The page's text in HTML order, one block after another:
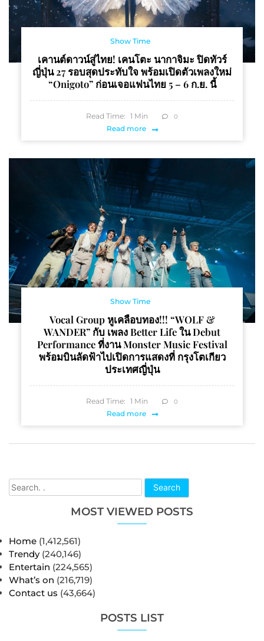
Search
MOST VIEWED POSTS
Home (1,412,561)
Trendy (240,146)
Entertain (224,565)
What’s on (216,719)
Contact us (43,664)
POSTS LIST
Show Time
เคานต์ดาวน์สู่ไทย! เคนโตะ นากาจิมะ ปิดทัวร์
ญี่ปุ่น 27 รอบสุดประทับใจ พร้อมเปิดตัวเพลงใหม่
“Onigoto” ก่อนเจอแฟนไทย 5 – 6 ก.ย. นี้
Read Time: 1 Min 0
Read more
Show Time
Vocal Group หูเคลือบทอง!!! “WOLF &
WANDER” กับ เพลง Better Life ใน Debut
Performance ที่งาน Monster Music Festival
พร้อมบินลัดฟ้าไปเปิดการแสดงที่ กรุงโตเกียว
ประเทศญี่ปุ่น
Read Time: 1 Min 0
Read more